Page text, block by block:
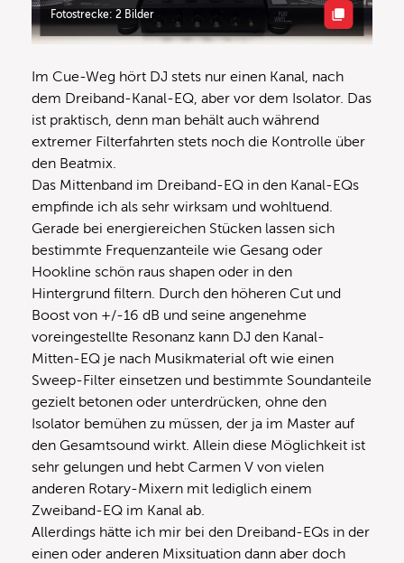
Fotostrecke: 2 Bilder
Im Cue-Weg hört DJ stets nur einen Kanal, nach
dem Dreiband-Kanal-EQ, aber vor dem Isolator. Das
ist praktisch, denn man behält auch während
extremer Filterfahrten stets noch die Kontrolle über
den Beatmix.
Das Mittenband im Dreiband-EQ in den Kanal-EQs
empfinde ich als sehr wirksam und wohltuend.
Gerade bei energiereichen Stücken lassen sich
bestimmte Frequenzanteile wie Gesang oder
Hookline schön raus shapen oder in den
Hintergrund filtern. Durch den höheren Cut und
Boost von +/-16 dB und seine angenehme
voreingestellte Resonanz kann DJ den Kanal-
Mitten-EQ je nach Musikmaterial oft wie einen
Sweep-Filter einsetzen und bestimmte Soundanteile
gezielt betonen oder unterdrücken, ohne den
Isolator bemühen zu müssen, der ja im Master auf
den Gesamtsound wirkt. Allein diese Möglichkeit ist
sehr gelungen und hebt Carmen V von vielen
anderen Rotary-Mixern mit lediglich einem
Zweiband-EQ im Kanal ab.
Allerdings hätte ich mir bei den Dreiband-EQs in der
einen oder anderen Mixsituation dann aber doch